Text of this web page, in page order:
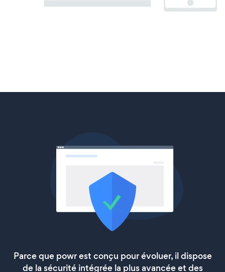
Parce que powr est conçu pour évoluer, il dispose
de la sécurité intégrée la plus avancée et des